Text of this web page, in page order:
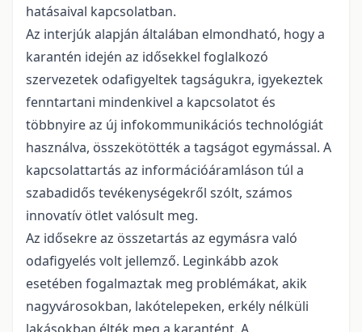
hatásaival kapcsolatban.
Az interjúk alapján általában elmondható, hogy a
karantén idején az idősekkel foglalkozó
szervezetek odafigyeltek tagságukra, igyekeztek
fenntartani mindenkivel a kapcsolatot és
többnyire az új infokommunikációs technológiát
használva, összekötötték a tagságot egymással. A
kapcsolattartás az információáramláson túl a
szabadidős tevékenységekről szólt, számos
innovatív ötlet valósult meg.
Az idősekre az összetartás az egymásra való
odafigyelés volt jellemző. Leginkább azok
esetében fogalmaztak meg problémákat, akik
nagyvárosokban, lakótelepeken, erkély nélküli